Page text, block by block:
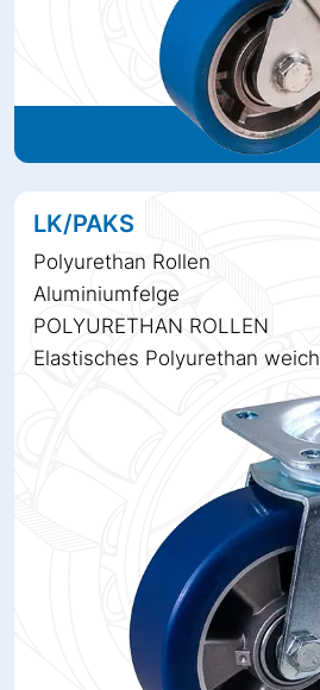
LK/PAKS
Polyurethan Rollen
Aluminiumfelge
POLYURETHAN ROLLEN
Elastisches Polyurethan weich